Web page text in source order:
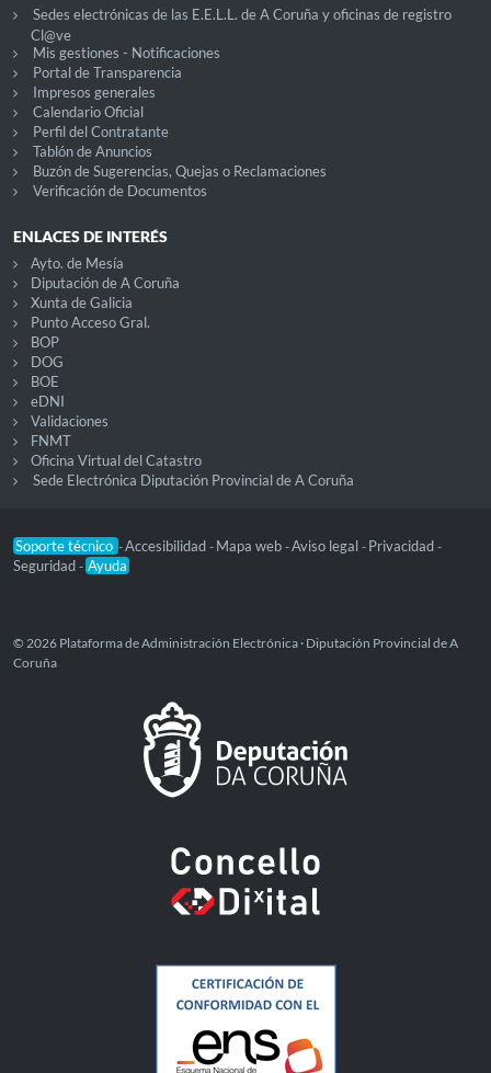
Sedes electrónicas de las E.E.L.L. de A Coruña y oficinas de registro
Cl@ve
Mis gestiones - Notificaciones
Portal de Transparencia
Impresos generales
Calendario Oficial
Perfil del Contratante
Tablón de Anuncios
Buzón de Sugerencias, Quejas o Reclamaciones
Verificación de Documentos
ENLACES DE INTERÉS
Ayto. de Mesía
Diputación de A Coruña
Xunta de Galicia
Punto Acceso Gral.
BOP
DOG
BOE
eDNI
Validaciones
FNMT
Oficina Virtual del Catastro
Sede Electrónica Diputación Provincial de A Coruña
Soporte técnico -Accesibilidad - Mapa web -Aviso legal - Privacidad -
Seguridad - Ayuda
© 2026 Plataforma de Administración Electrónica · Diputación Provincial de A
Coruña